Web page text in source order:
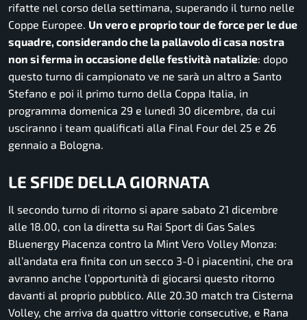
rifatte nel corso della settimana, superando il turno nelle
Coppe Europee. Un vero e proprio tour de force per le due
squadre, considerando che la pallavolo di casa nostra
non si ferma in occasione delle festività natalizie: dopo
questo turno di campionato ve ne sarà un altro a Santo
Stefano e poi il primo turno della Coppa Italia, in
programma domenica 29 e lunedì 30 dicembre, da cui
usciranno i team qualificati alla Final Four del 25 e 26
gennaio a Bologna.
LE SFIDE DELLA GIORNATA
Il secondo turno di ritorno si apare sabato 21 dicembre
alle 18.00, con la diretta su Rai Sport di Gas Sales
Bluenergy Piacenza contro la Mint Vero Volley Monza:
all’andata era finita con un secco 3-0 i piacentini, che ora
avranno anche l’opportunità di giocarsi questo ritorno
davanti al proprio pubblico. Alle 20.30 match tra Cisterna
Volley, che arriva da quattro vittorie consecutive, e Rana